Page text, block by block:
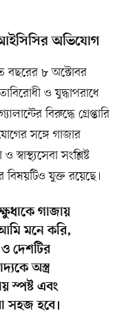
আইসিসির অভিযোগ
বছরের ৮ অক্টোবর
ও যুদ্ধাপরাধে
বিরুদ্ধে গ্রেপ্তারি
সঙ্গে গাজার
সংশ্লিষ্ট
বিষয়টিও যুক্ত রয়েছে।
গাজায়
আমি মনে করি,
দেশটির
অস্ত্র
স্পষ্ট এবং
সহজ হবে।